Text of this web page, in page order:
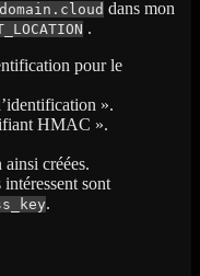
dans mon
.
pour le
».
HMAC ».
créées.
sont
.